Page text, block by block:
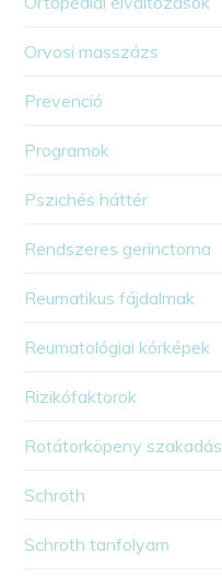
Orvosi masszázs
Prevenció
Programok
Pszichés háttér
Rendszeres gerinctorna
Reumatikus fájdalmak
Reumatológiai kórképek
Rizikófaktorok
Rotátorköpeny szakadás
Schroth
Schroth tanfolyam